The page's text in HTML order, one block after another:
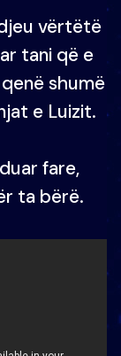
vërtëtë
tani që e
shumë
e Luizit.
fare,
ta bërë.